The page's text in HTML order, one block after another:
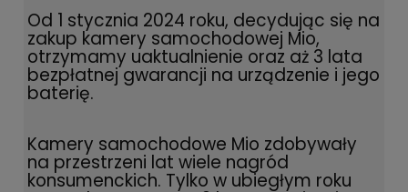
Od 1 stycznia 2024 roku, decydując się na
zakup kamery samochodowej Mio,
otrzymamy uaktualnienie oraz aż 3 lata
bezpłatnej gwarancji na urządzenie i jego
baterię.
Kamery samochodowe Mio zdobywały
na przestrzeni lat wiele nagród
konsumenckich. Tylko w ubiegłym roku